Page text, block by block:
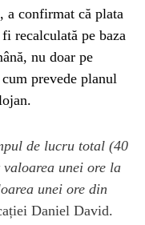
confirmat că plata
recalculată pe baza
nu doar pe
prevede planul
de lucru total (40
unei ore la
unei ore din
Daniel David.